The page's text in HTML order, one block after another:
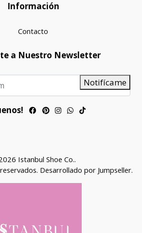
Información
Contacto
a Nuestro Newsletter
Notifícame
Istanbul Shoe Co..
Desarrollado por Jumpseller.